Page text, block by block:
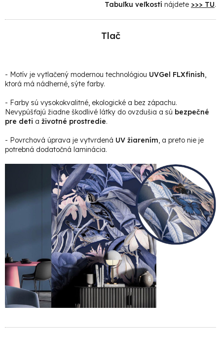
Tabuľku veľkostí nájdete >>> TU.
Tlač
- Motív je vytlačený modernou technológiou UVGel FLXfinish,
ktorá má nádherné, sýte farby.
- Farby sú vysokokvalitné, ekologické a bez zápachu.
Nevypúšťajú žiadne škodlivé látky do ovzdušia a sú bezpečné
pre deti a životné prostredie.
- Povrchová úprava je vytvrdená UV žiarením, a preto nie je
potrebná dodatočná laminácia.